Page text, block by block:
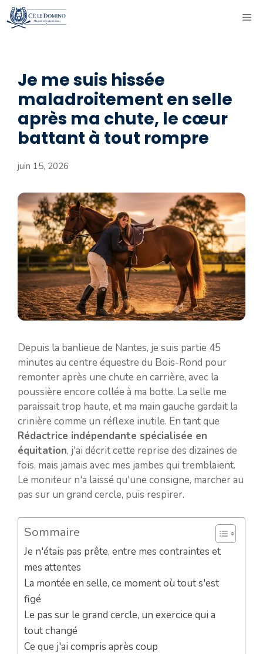
Aller
au
Je me suis hissée
maladroitement en selle
après ma chute, le cœur
battant à tout rompre
juin 15, 2026
Depuis la banlieue de Nantes, je suis partie 45
minutes au centre équestre du Bois-Rond pour
remonter après une chute en carrière, avec la
poussière encore collée à ma botte. La selle me
paraissait trop haute, et ma main gauche gardait la
crinière comme un réflexe inutile. En tant que
Rédactrice indépendante spécialisée en
équitation, j'ai décrit cette reprise des dizaines de
fois, mais jamais avec mes jambes qui tremblaient.
Le moniteur n'a laissé qu'une consigne, marcher au
pas sur un grand cercle, puis respirer.
Sommaire
Je n'étais pas prête, entre mes contraintes et
mes attentes
La montée en selle, ce moment où tout s'est
figé
Le pas sur le grand cercle, un exercice qui a
tout changé
Ce que j'ai compris après coup